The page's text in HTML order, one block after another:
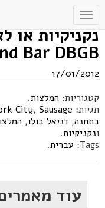
Toggle
navigation
Bar DBGB
17/01/2012
קטגוריות: המלצות.
תגיות:
City, Sausage
בתחנה, דניאל בולו,
ונקניקיות.
Tags: עברית.
עוד